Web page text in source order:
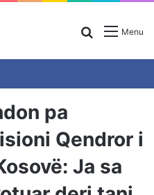
Menu
Search for
pa
Qendror i
Ja sa